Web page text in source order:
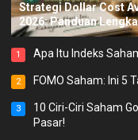
Strategi Dollar Cost
2026: Panduan
1 Apa Itu Indeks
2 FOMO Saham: Ini 5
3
10 Ciri-Ciri Saham
Pasar!